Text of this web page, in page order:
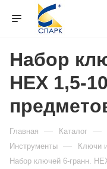
Набор
HEX 1,5-
Главная — Каталог —
Инструменты — Ключи
Набор ключей 6-гранн.